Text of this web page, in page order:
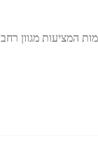
המציעות מגוון רחב